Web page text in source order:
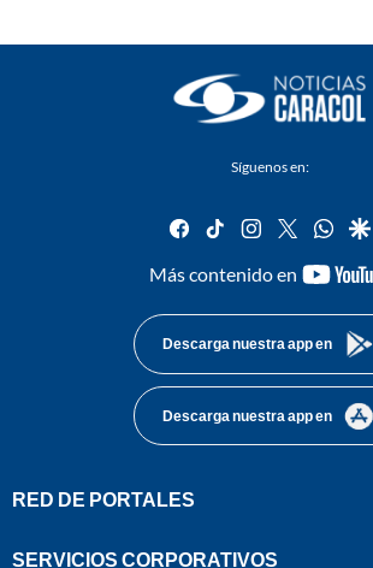
Síguenos en:
facebook
tiktok instagram
twitter
Más contenido en
Descarga nuestra app en
Descarga nuestra app en
RED DE PORTALES
SERVICIOS CORPORATIVOS